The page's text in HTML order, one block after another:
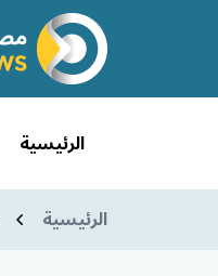
الرئيسية
الرئيسية